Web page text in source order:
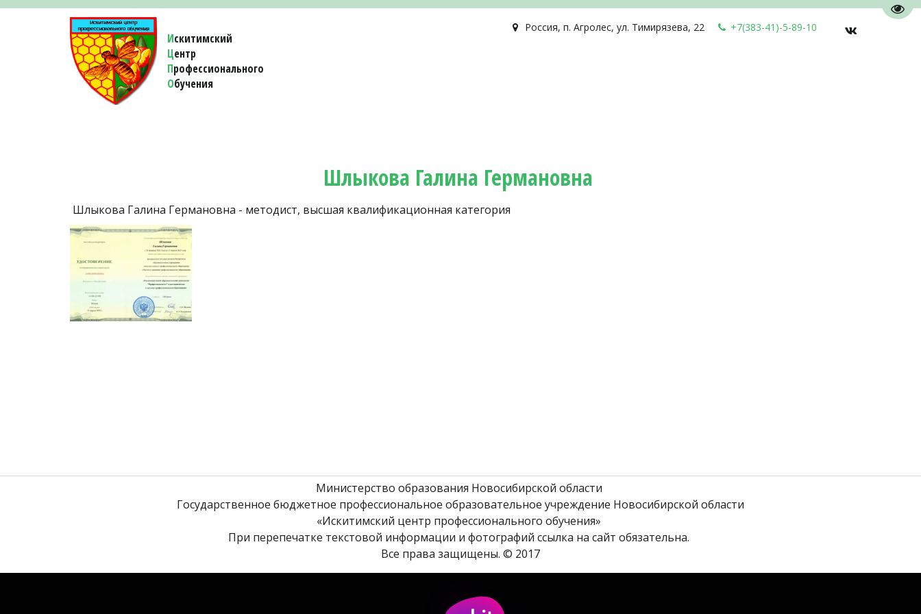
Искитимский
Центр
Профессионального
Обучения
+7(383-41)-5-89-10
Россия, п. Агролес, ул. Тимирязева, 22
Шлыкова Галина Германовна
Шлыкова Галина Германовна - методист, высшая квалификационная категория
Министерство образования Новосибирской области
Государственное бюджетное профессиональное образовательное учреждение Новосибирской области
«Искитимский центр профессионального обучения»
При перепечатке текстовой информации и фотографий ссылка на сайт обязательна.
Все права защищены. © 2017